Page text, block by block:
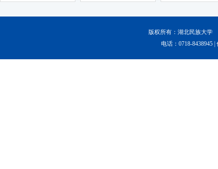
版权所有：湖北民族大学
电话：0718-8438945